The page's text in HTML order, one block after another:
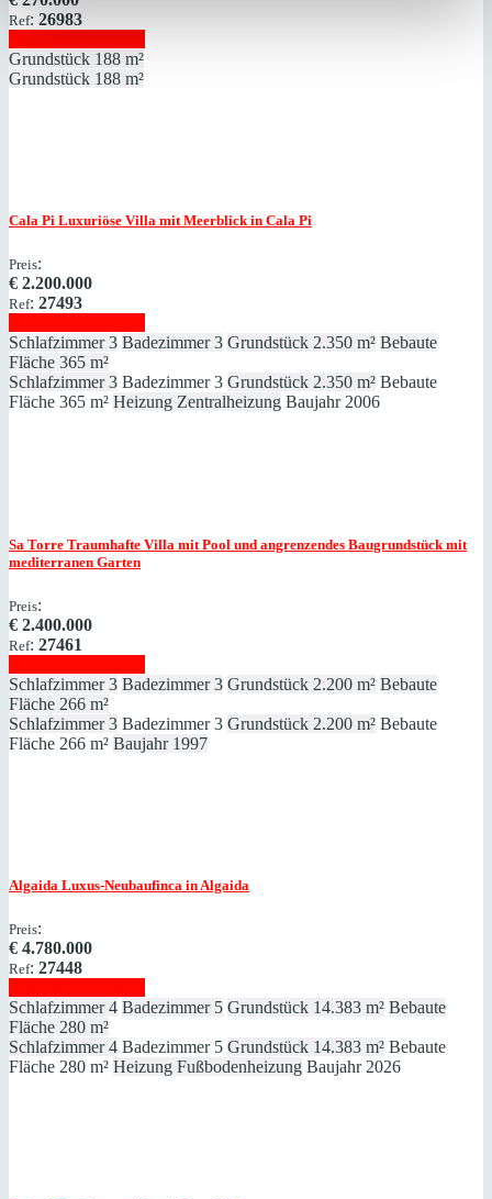
Ref: 26983
Grundstück 188 m²
Grundstück 188 m²
Cala Pi Luxuriöse Villa mit Meerblick in Cala Pi
Preis:
€ 2.200.000
Ref: 27493
Schlafzimmer 3 Badezimmer 3 Grundstück 2.350 m² Bebaute
Fläche 365 m²
Schlafzimmer 3 Badezimmer 3 Grundstück 2.350 m² Bebaute
Fläche 365 m² Heizung Zentralheizung Baujahr 2006
Sa Torre Traumhafte Villa mit Pool und angrenzendes Baugrundstück mit
mediterranen Garten
Preis:
€ 2.400.000
Ref: 27461
Schlafzimmer 3 Badezimmer 3 Grundstück 2.200 m² Bebaute
Fläche 266 m²
Schlafzimmer 3 Badezimmer 3 Grundstück 2.200 m² Bebaute
Fläche 266 m² Baujahr 1997
Algaida Luxus-Neubaufinca in Algaida
Preis:
€ 4.780.000
Ref: 27448
Schlafzimmer 4 Badezimmer 5 Grundstück 14.383 m² Bebaute
Fläche 280 m²
Schlafzimmer 4 Badezimmer 5 Grundstück 14.383 m² Bebaute
Fläche 280 m² Heizung Fußbodenheizung Baujahr 2026